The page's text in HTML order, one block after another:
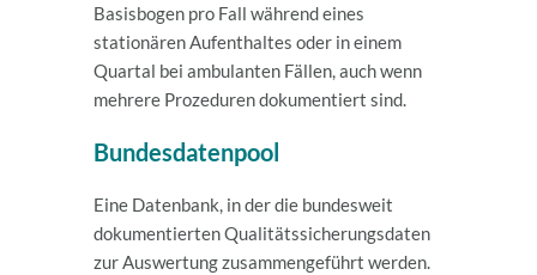
Basisbogen pro Fall während eines
stationären Aufenthaltes oder in einem
Quartal bei ambulanten Fällen, auch wenn
mehrere Prozeduren dokumentiert sind.
Bundesdatenpool
Eine Datenbank, in der die bundesweit
dokumentierten Qualitätssicherungsdaten
zur Auswertung zusammengeführt werden.